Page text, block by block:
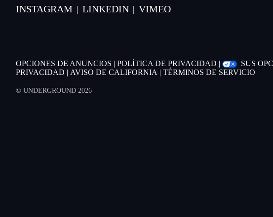
INSTAGRAM | LINKEDIN | VIMEO
OPCIONES DE ANUNCIOS | POLÍTICA DE PRIVACIDAD |
SUS
PRIVACIDAD | AVISO DE CALIFORNIA | TÉRMINOS DE SERVICIO
© UNDERGROUND 2026